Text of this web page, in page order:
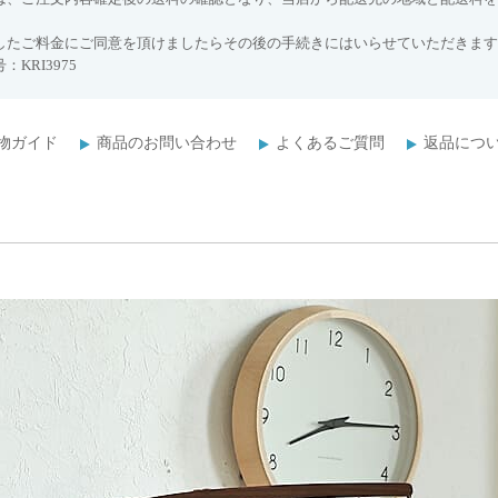
たご料金にご同意を頂けましたらその後の手続きにはいらせていただきま
：KRI3975
ガイド 商品のお問い合わせ よくあるご質問 返品につ